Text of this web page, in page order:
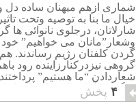
شماری ازهم میهنان ساده
خیال ما بنا به توصیه وتحت
شارلاتان، درجلوی نانوائی ها
وشعار”مانان می خواهیم”
گردن کلفتان رژیم رساندند.
گروهی نیزدرکنارزاینده رود
شعاردادن “ما هستیم”
دوگروه، آقای نان خامه ای
ونایب امام کنونی یعنی امام
۴ پخش